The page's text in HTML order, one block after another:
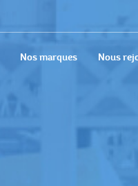
Nos marques Nous